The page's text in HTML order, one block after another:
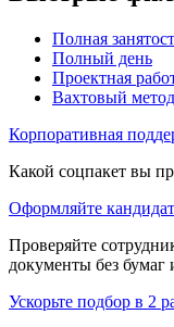
Полная
Полный день
Проектная
Вахтовый метод
Корпоративная
Какой соцпакет вы
Оформляйте
Проверяйте
документы без бумаг
Ускорьте подбор в 2